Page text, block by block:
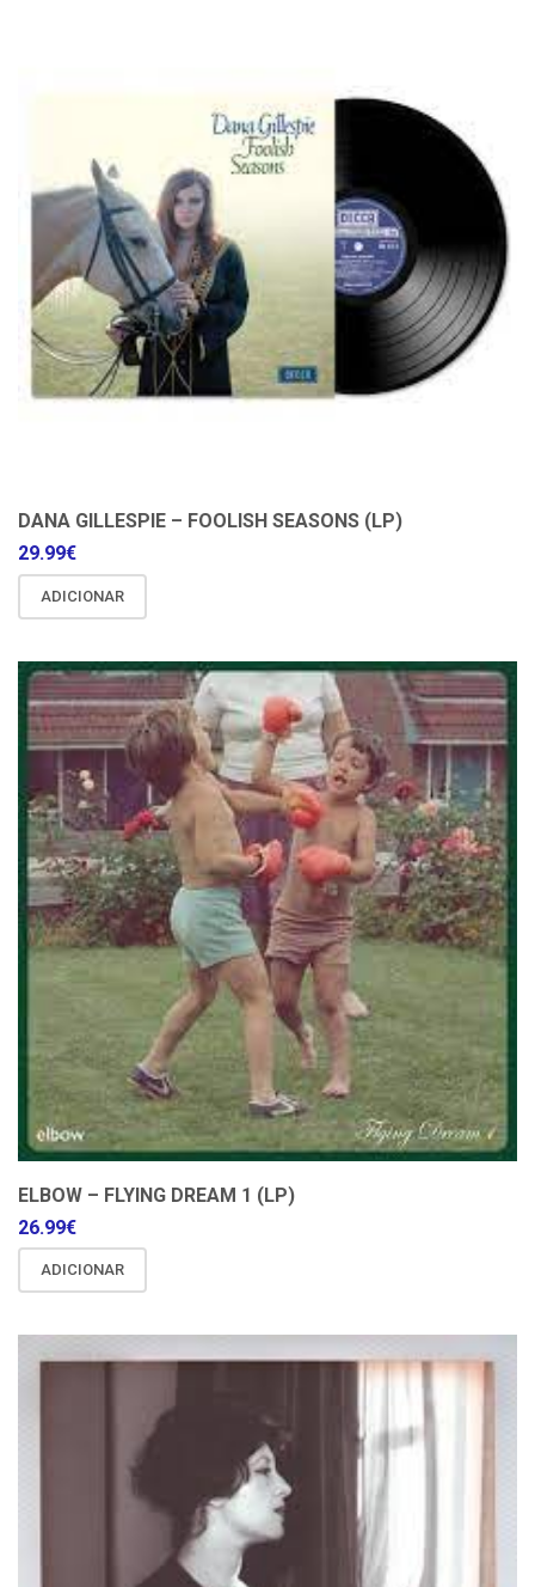
DANA GILLESPIE – FOOLISH SEASONS (LP)
29.99€
ADICIONAR
ELBOW – FLYING DREAM 1 (LP)
26.99€
ADICIONAR